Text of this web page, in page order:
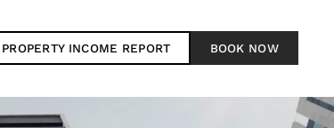
PROPERTY INCOME REPORT BOOK NOW